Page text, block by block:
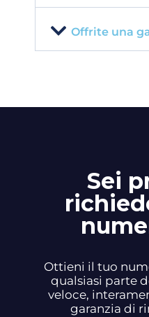
Offrite una
Sei
Ottieni il tuo
qualsiasi parte
veloce,
garanzia di